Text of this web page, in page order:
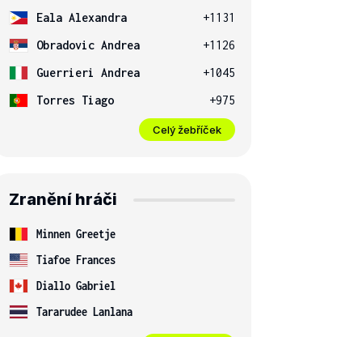
Eala Alexandra
+1131
Obradovic Andrea
+1126
Guerrieri Andrea
+1045
Torres Tiago
+975
Celý žebříček
Zranění hráči
Minnen Greetje
Tiafoe Frances
Diallo Gabriel
Tararudee Lanlana